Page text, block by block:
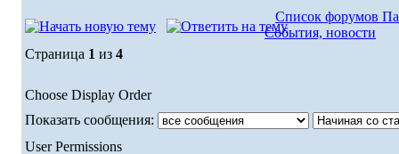
Список форумов
События, новости
Страница 1 из 4
Choose Display Order
Показать сообщения:
User Permissions